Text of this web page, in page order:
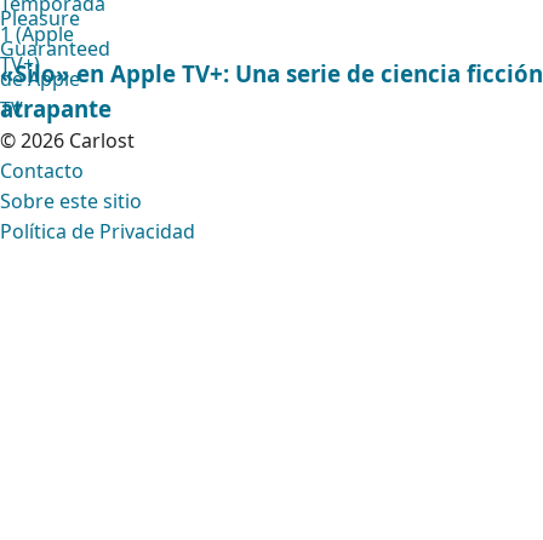
«Silo» en Apple TV+: Una serie de ciencia ficción
atrapante
© 2026 Carlost
Contacto
Sobre este sitio
Política de Privacidad